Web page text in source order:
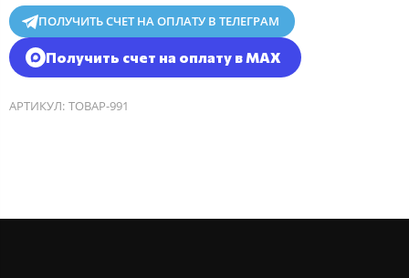
ПОЛУЧИТЬ СЧЕТ НА ОПЛАТУ В ТЕЛЕГРАМ
Получить счет на оплату в MAX
АРТИКУЛ: ТОВАР-991